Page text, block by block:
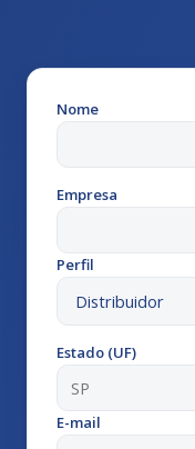
Nome
Empresa
Perfil
Estado (UF)
E-mail